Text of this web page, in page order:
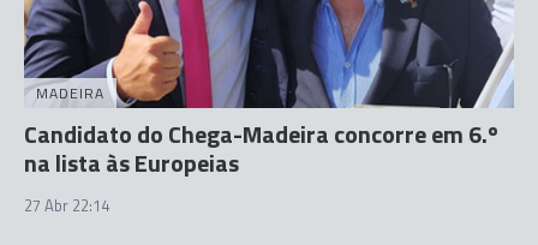
MADEIRA
Candidato do Chega-Madeira concorre em 6.º
na lista às Europeias
27 Abr 22:14